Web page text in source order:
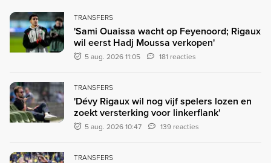
TRANSFERS
'Sami Ouaissa wacht op Feyenoord; Rigaux
wil eerst Hadj Moussa verkopen'
5 aug. 2026 11:05 181 reacties
TRANSFERS
'Dévy Rigaux wil nog vijf spelers lozen en
zoekt versterking voor linkerflank'
5 aug. 2026 10:47 139 reacties
TRANSFERS